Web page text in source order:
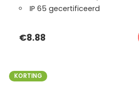
IP 65 gecertificeerd
€8.88
KORTING